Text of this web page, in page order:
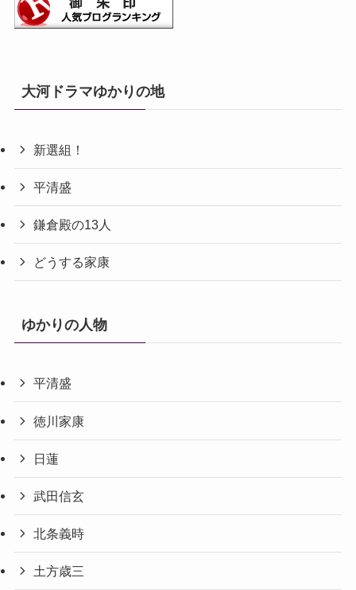
大河ドラマゆかりの地
新選組！
平清盛
鎌倉殿の13人
どうする家康
ゆかりの人物
平清盛
徳川家康
日蓮
武田信玄
北条義時
土方歳三